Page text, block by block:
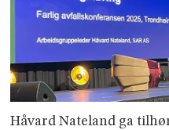
Håvard Nateland ga